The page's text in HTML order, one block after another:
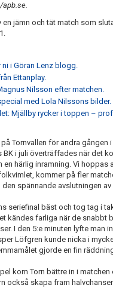
apb.se.
en jämn och tät match som
i Göran Lenz blogg.
Ettanplay.
Nilsson efter matchen.
med Lola Nilssons bilder.
Mjällby rycker i toppen –
Tornvallen för andra gången
i juli överträffades när det
en härlig inramning. Vi hoppas
kommer på fler
spännande avslutningen av
seriefinal bäst och tog tag i
kändes farliga när de snabbt
I den 5:e minuten lyfte man
Löfgren kunde nicka i
gjorde en fin
kom Torn bättre in i
också skapa fram